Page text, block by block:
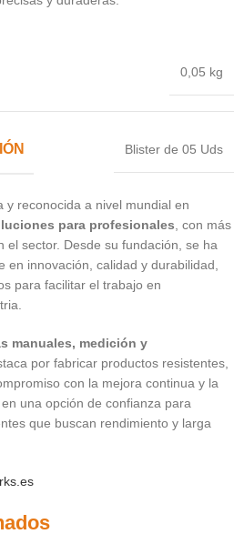
0,05 kg
Blister de 05 Uds
y reconocida a nivel mundial en
para profesionales, con más
el sector. Desde su fundación, se ha
en innovación, calidad y durabilidad,
para facilitar el trabajo en
manuales, medición y
por fabricar productos resistentes,
con la mejora continua y la
una opción de confianza para
que buscan rendimiento y larga